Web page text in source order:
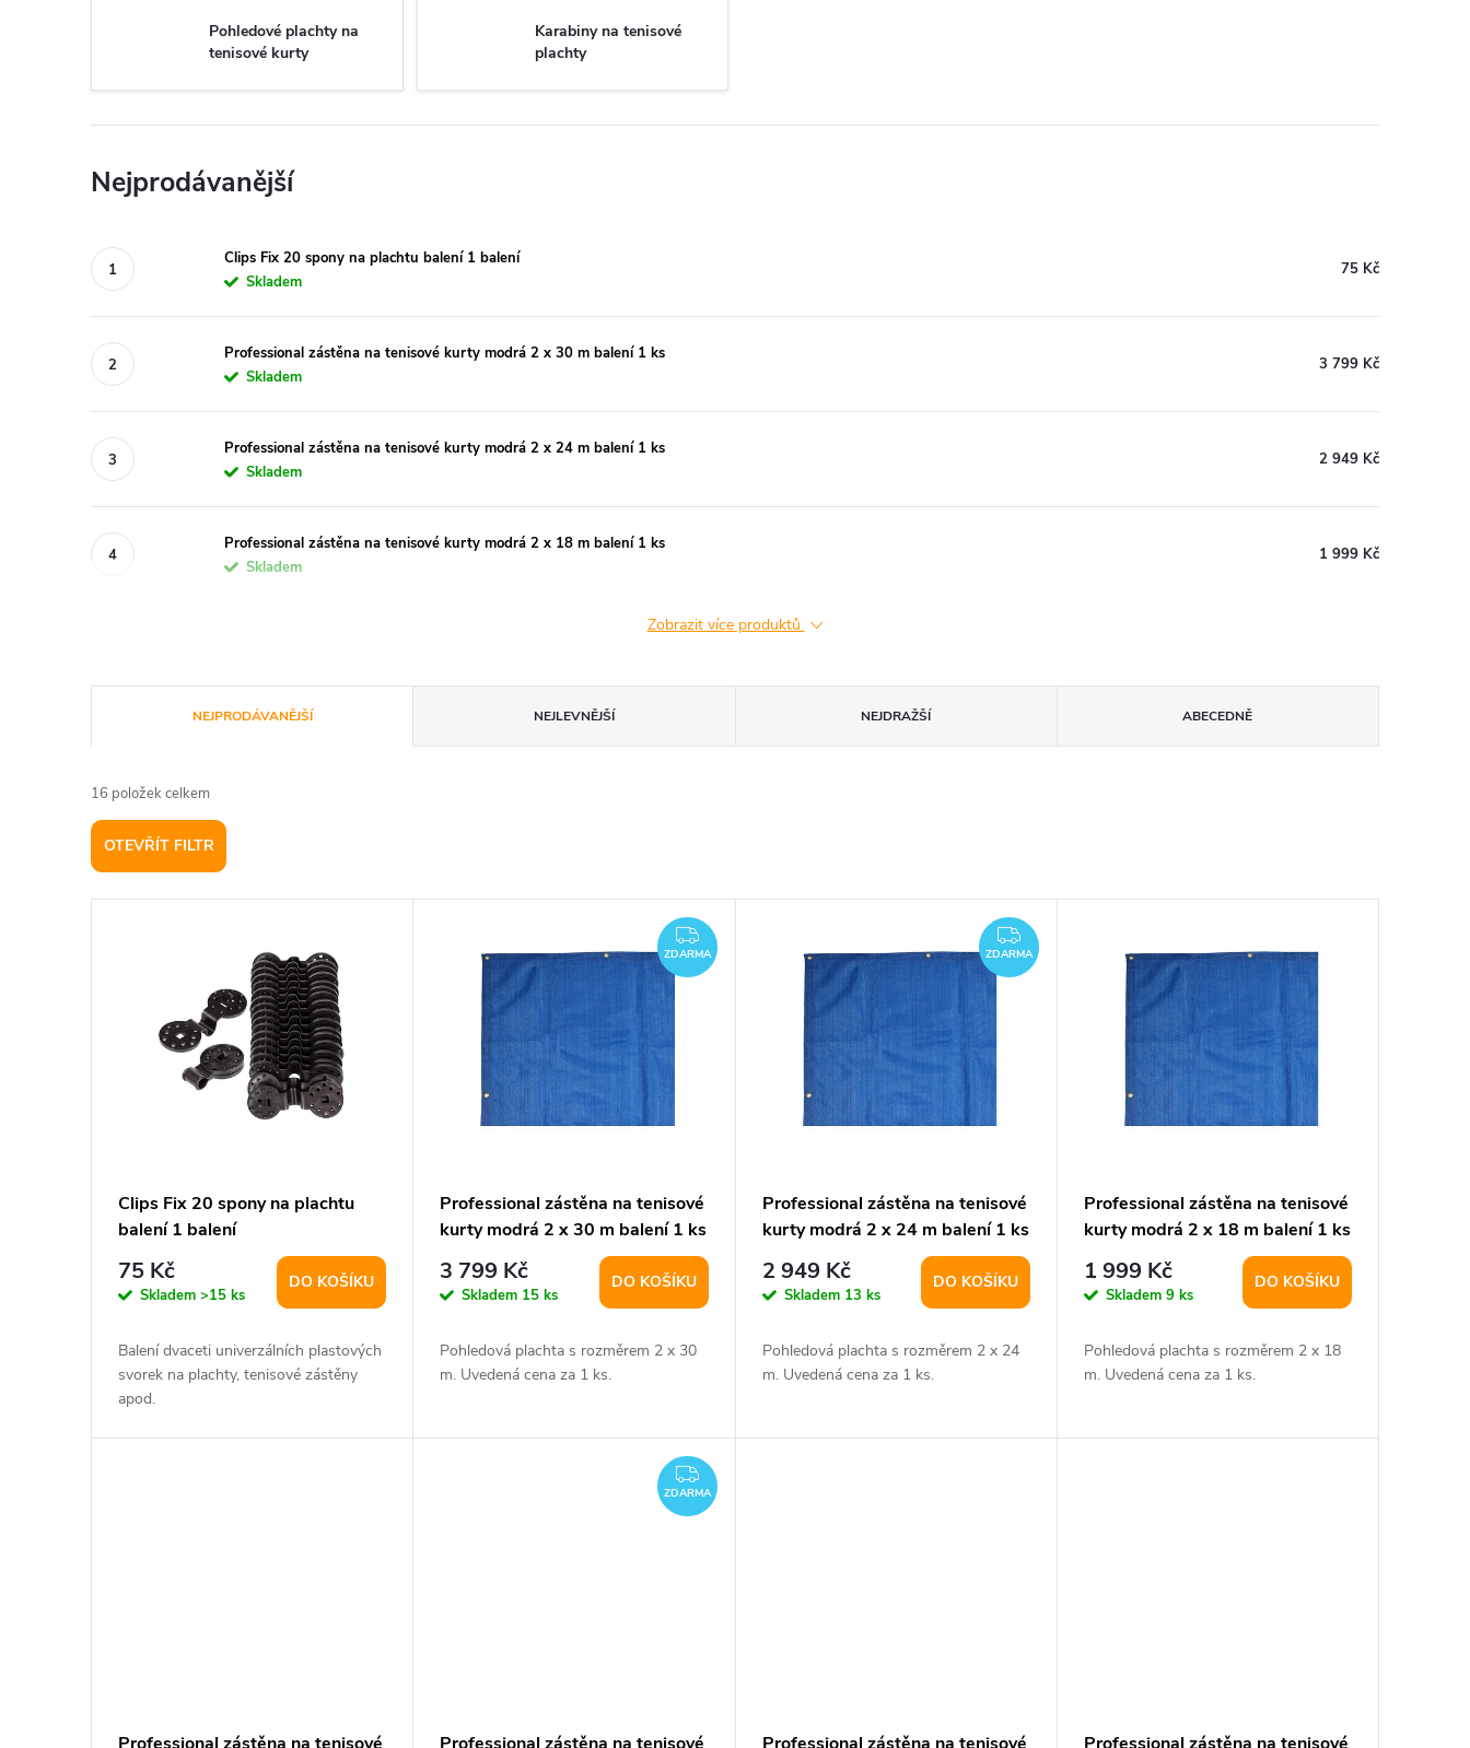
Pohledové plachty na
tenisové kurty
Karabiny na tenisové
plachty
Nejprodávanější
Clips Fix 20 spony na plachtu balení 1 balení
Skladem
75 Kč
Professional zástěna na tenisové kurty modrá 2 x 30 m balení 1 ks
Skladem
3 799 Kč
Professional zástěna na tenisové kurty modrá 2 x 24 m balení 1 ks
Skladem
2 949 Kč
Professional zástěna na tenisové kurty modrá 2 x 18 m balení 1 ks
Skladem
1 999 Kč
Zobrazit více produktů
a
z
e
ů
NEJPRODÁVANĚJŠÍ NEJLEVNĚJŠÍ NEJDRAŽŠÍ ABECEDNĚ
16 položek celkem
OTEVŘÍT FILTR
Clips Fix 20 spony na plachtu
balení 1 balení
75 Kč
Skladem >15 ks
DO KOŠÍKU
Balení dvaceti univerzálních plastových
svorek na plachty, tenisové zástěny
apod.
ZDARMA
ZDARMA
Professional zástěna na tenisové
kurty modrá 2 x 30 m balení 1 ks
3 799 Kč
Skladem 15 ks
DO KOŠÍKU
Pohledová plachta s rozměrem 2 x 30
m. Uvedená cena za 1 ks.
ZDARMA
ZDARMA
Professional zástěna na tenisové
kurty modrá 2 x 24 m balení 1 ks
2 949 Kč
Skladem 13 ks
DO KOŠÍKU
Pohledová plachta s rozměrem 2 x 24
m. Uvedená cena za 1 ks.
Professional zástěna na tenisové
kurty modrá 2 x 18 m balení 1 ks
1 999 Kč
Skladem 9 ks
DO KOŠÍKU
Pohledová plachta s rozměrem 2 x 18
m. Uvedená cena za 1 ks.
ZDARMA
ZDARMA